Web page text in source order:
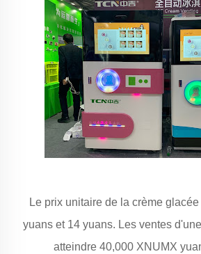
Le prix unitaire de la crème
yuans et 14 yuans. Les ventes
atteindre 40,000 XNUMX